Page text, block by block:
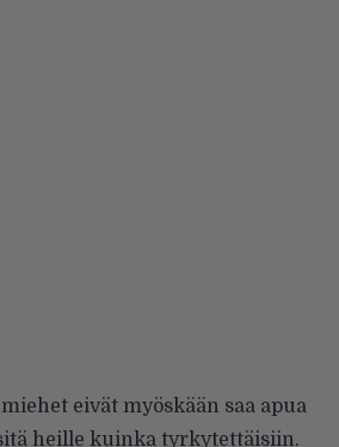
eivät myöskään saa apua
heille kuinka tyrkytettäisiin.